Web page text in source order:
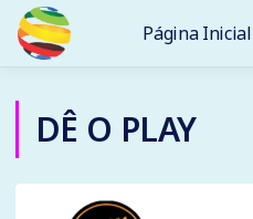
Página Inicial
DÊ O PLAY